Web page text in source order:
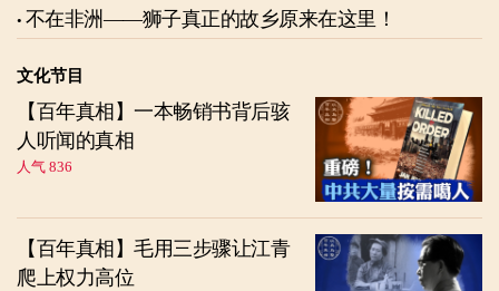
不在非洲——狮子真正的故乡原来在这里！
文化节目
【百年真相】一本畅销书背后骇
人听闻的真相
人气 836
【百年真相】毛用三步骤让江青
爬上权力高位